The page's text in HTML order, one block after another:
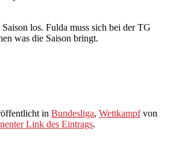
los. Fulda muss sich bei der TG
was die Saison bringt.
in Bundesliga, Wettkampfvon
Link des Eintrags.